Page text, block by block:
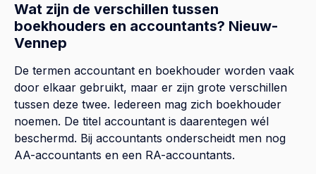
Wat zijn de verschillen tussen
boekhouders en accountants? Nieuw-
Vennep
De termen accountant en boekhouder worden vaak
door elkaar gebruikt, maar er zijn grote verschillen
tussen deze twee. Iedereen mag zich boekhouder
noemen. De titel accountant is daarentegen wél
beschermd. Bij accountants onderscheidt men nog
AA-accountants en een RA-accountants.